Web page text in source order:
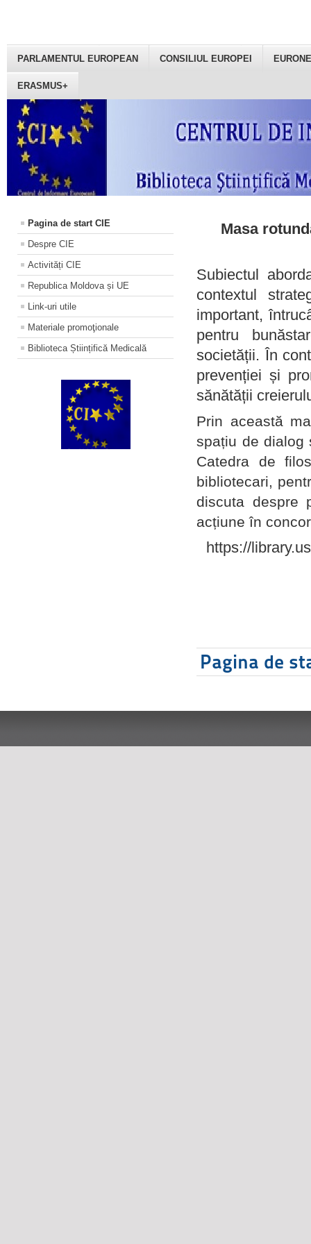
PARLAMENTUL EUROPEAN CONSILIUL EUROPEI
ERASMUS+
Pagina de start CIE
Despre CIE
Activități CIE
Republica Moldova și UE
Link-uri utile
Materiale promoţionale
Biblioteca Științifică Medicală
Masa
Subiectul
contextul
important,
pentru
societății. În
prevenției și
sănătății
Prin această
spațiu de dialog
Catedra de
bibliotecari,
discuta despre
acțiune în
https://
Pagina de